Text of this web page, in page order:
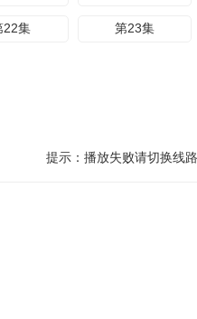
22集 第23集
提示：播放失败请切换线